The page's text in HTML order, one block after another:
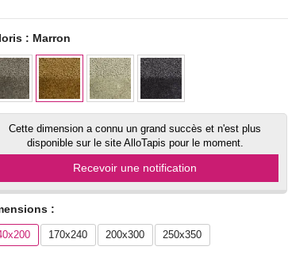
: Marron
Cette dimension a connu un grand succès et n'est plus
disponible sur le site AlloTapis pour le moment.
Recevoir une notification
:
170x240 200x300 250x350